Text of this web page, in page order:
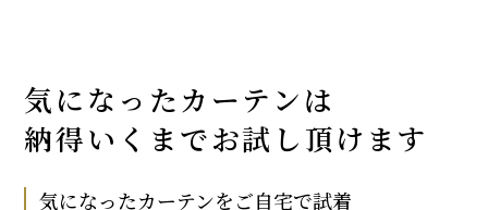
気になったカーテンは
納得いくまでお試し頂けます
気になったカーテンをご自宅で試着